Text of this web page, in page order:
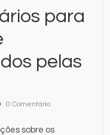
para
pelas
0 Comentário
sobre os